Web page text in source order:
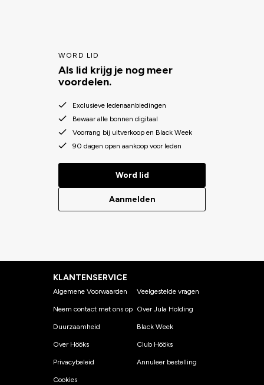
WORD LID
Als lid krijg je nog meer
voordelen.
Exclusieve ledenaanbiedingen
Bewaar alle bonnen digitaal
Voorrang bij uitverkoop en Black Week
90 dagen open aankoop voor leden
Word lid
Aanmelden
KLANTENSERVICE
Algemene Voorwaarden
Neem contact met ons op
Duurzaamheid
Over Hööks
Privacybeleid
Cookies
Veelgestelde vragen
Over Jula Holding
Black Week
Club Hööks
Annuleer bestelling